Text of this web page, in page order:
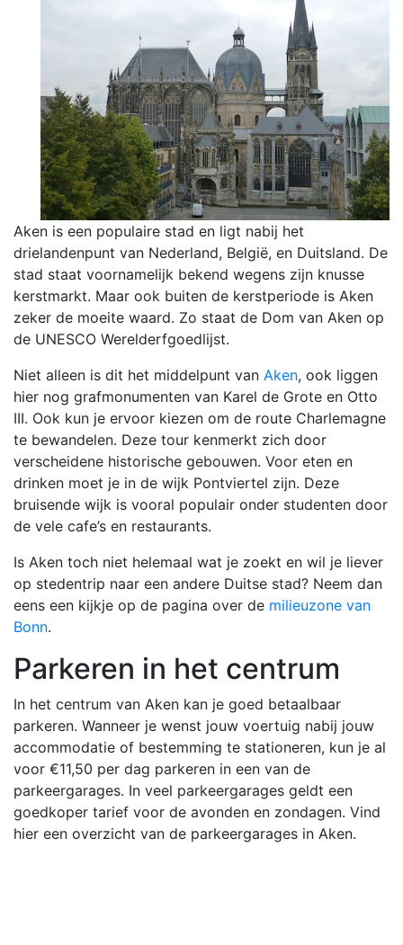
Aken is een populaire stad en ligt nabij het
drielandenpunt van Nederland, België, en Duitsland. De
stad staat voornamelijk bekend wegens zijn knusse
kerstmarkt. Maar ook buiten de kerstperiode is Aken
zeker de moeite waard. Zo staat de Dom van Aken op
de UNESCO Werelderfgoedlijst.
Niet alleen is dit het middelpunt van Aken, ook liggen
hier nog grafmonumenten van Karel de Grote en Otto
III. Ook kun je ervoor kiezen om de route Charlemagne
te bewandelen. Deze tour kenmerkt zich door
verscheidene historische gebouwen. Voor eten en
drinken moet je in de wijk Pontviertel zijn. Deze
bruisende wijk is vooral populair onder studenten door
de vele cafe’s en restaurants.
Is Aken toch niet helemaal wat je zoekt en wil je liever
op stedentrip naar een andere Duitse stad? Neem dan
eens een kijkje op de pagina over de milieuzone van
Bonn.
Parkeren in het centrum
In het centrum van Aken kan je goed betaalbaar
parkeren. Wanneer je wenst jouw voertuig nabij jouw
accommodatie of bestemming te stationeren, kun je al
voor €11,50 per dag parkeren in een van de
parkeergarages. In veel parkeergarages geldt een
goedkoper tarief voor de avonden en zondagen. Vind
hier een overzicht van de parkeergarages in Aken.